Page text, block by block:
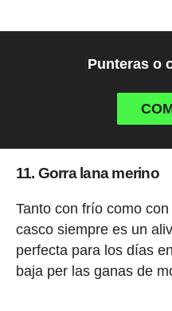
Punteras o
11. Gorra lana merino
Tanto con frío como
casco siempre es un
perfecta para los días
baja per las ganas de